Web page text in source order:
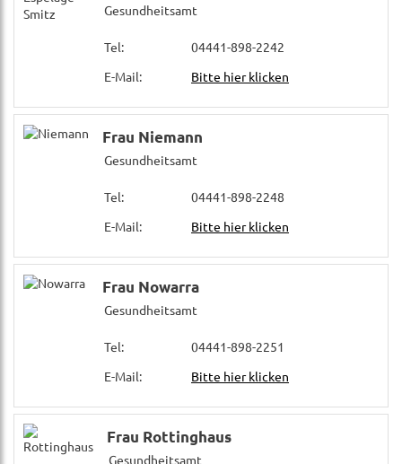
Gesundheitsamt
Tel:
04441-898-2242
E-Mail:
Bitte hier klicken
Frau Niemann
Gesundheitsamt
Tel:
04441-898-2248
E-Mail:
Bitte hier klicken
Frau Nowarra
Gesundheitsamt
Tel:
04441-898-2251
E-Mail:
Bitte hier klicken
Frau Rottinghaus
Gesundheitsamt